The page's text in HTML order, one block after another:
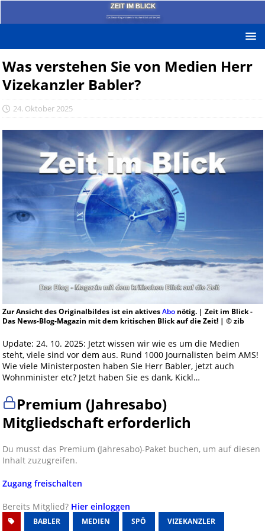
ZEIT IM BLICK
Das News-Blog mit dem kritischen Blick auf die Zeit!
Was verstehen Sie von Medien Herr
Vizekanzler Babler?
24. Oktober 2025
Zur Ansicht des Originalbildes ist ein aktivesAbonötig. | Zeit im Blick -
Das News-Blog-Magazin mit dem kritischen Blick auf die Zeit! | © zib
Update: 24. 10. 2025: Jetzt wissen wir wie es um die Medien
steht, viele sind vor dem aus. Rund 1000 Journalisten beim AMS!
Wie viele Ministerposten haben Sie Herr Babler, jetzt auch
Wohnminister etc? Jetzt haben Sie es dank, Kickl…
Premium (Jahresabo)
Mitgliedschaft erforderlich
Du musst das Premium (Jahresabo)-Paket buchen, um auf diesen
Inhalt zuzugreifen.
Zugang freischalten
Bereits Mitglied? Hier einloggen
BABLER MEDIEN SPÖ VIZEKANZLER